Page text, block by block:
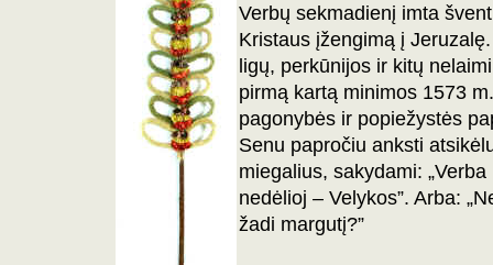
Verbų sekmadienį imta
Kristaus įžengimą į
ligų, perkūnijos ir kitų
pirmą kartą minimos 1573
pagonybės ir popiežystės
Senu papročiu anksti
miegalius, sakydami:
nedėlioj – Velykos”. Arba:
žadi margutį?”